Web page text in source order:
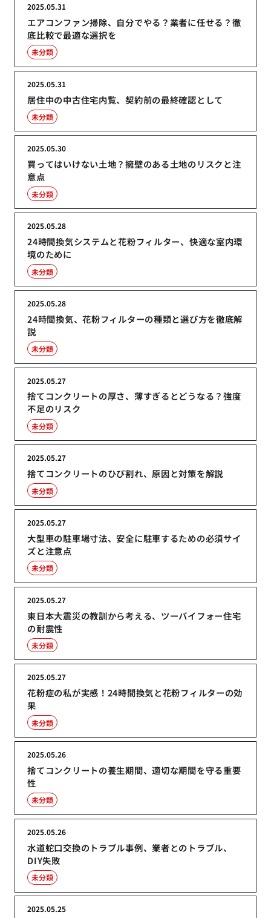
エアコンファン掃除、自分でやる？業者に任せる？徹
底比較で最適な選択を
2025.05.31
未分類
居住中の中古住宅内覧、契約前の最終確認として
2025.05.31
未分類
買ってはいけない土地？擁壁のある土地のリスクと注
意点
2025.05.30
未分類
24時間換気システムと花粉フィルター、快適な室内環
境のために
2025.05.28
未分類
24時間換気、花粉フィルターの種類と選び方を徹底解
説
2025.05.28
未分類
捨てコンクリートの厚さ、薄すぎるとどうなる？強度
不足のリスク
2025.05.27
未分類
捨てコンクリートのひび割れ、原因と対策を解説
2025.05.27
未分類
大型車の駐車場寸法、安全に駐車するための必須サイ
ズと注意点
2025.05.27
未分類
東日本大震災の教訓から考える、ツーバイフォー住宅
の耐震性
2025.05.27
未分類
花粉症の私が実感！24時間換気と花粉フィルターの効
果
2025.05.27
未分類
捨てコンクリートの養生期間、適切な期間を守る重要
性
2025.05.26
未分類
水道蛇口交換のトラブル事例、業者とのトラブル、
DIY失敗
2025.05.26
未分類
2025.05.25